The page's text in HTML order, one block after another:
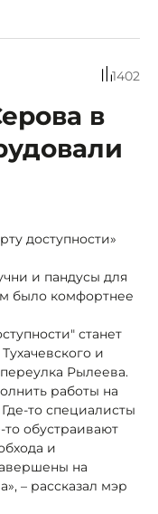
1402
в
доступности»
и пандусы для
было комфортнее
станет
и
Рылеева.
работы на
то специалисты
обустраивают
и
на
– рассказал мэр